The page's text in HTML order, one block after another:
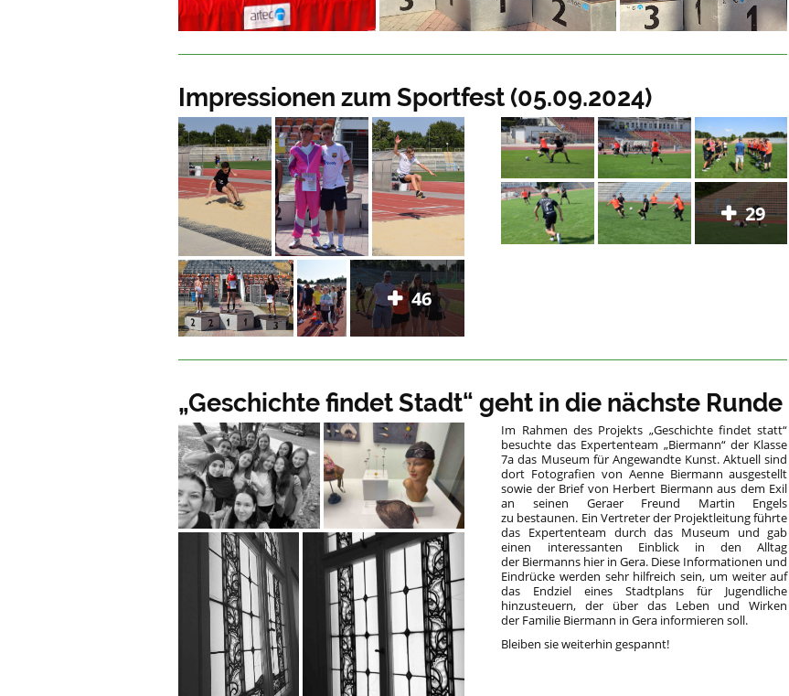
Impressionen zum Sportfest (05.09.2024)
46
29
„Geschichte findet Stadt“ geht in die nächste Runde
Im Rahmen des Projekts „Geschichte findet statt“
besuchte das Expertenteam „Biermann“ der Klasse
7a das Museum für Angewandte Kunst. Aktuell sind
dort Fotografien von Aenne Biermann ausgestellt
sowie der Brief von Herbert Biermann aus dem Exil
an seinen Geraer Freund Martin Engels
zu bestaunen. Ein Vertreter der Projektleitung führte
das Expertenteam durch das Museum und gab
einen interessanten Einblick in den Alltag
der Biermanns hier in Gera. Diese Informationen und
Eindrücke werden sehr hilfreich sein, um weiter auf
das Endziel eines Stadtplans für Jugendliche
hinzusteuern, der über das Leben und Wirken
der Familie Biermann in Gera informieren soll.
Bleiben sie weiterhin gespannt!